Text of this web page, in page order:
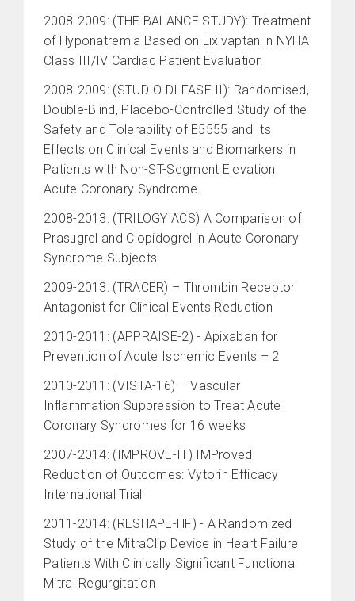
2008-2009: (THE BALANCE STUDY): Treatment
of Hyponatremia Based on Lixivaptan in NYHA
Class III/IV Cardiac Patient Evaluation
2008-2009: (STUDIO DI FASE II): Randomised,
Double-Blind, Placebo-Controlled Study of the
Safety and Tolerability of E5555 and Its
Effects on Clinical Events and Biomarkers in
Patients with Non-ST-Segment Elevation
Acute Coronary Syndrome.
2008-2013: (TRILOGY ACS) A Comparison of
Prasugrel and Clopidogrel in Acute Coronary
Syndrome Subjects
2009-2013: (TRACER) – Thrombin Receptor
Antagonist for Clinical Events Reduction
2010-2011: (APPRAISE-2) - Apixaban for
Prevention of Acute Ischemic Events – 2
2010-2011: (VISTA-16) – Vascular
Inflammation Suppression to Treat Acute
Coronary Syndromes for 16 weeks
2007-2014: (IMPROVE-IT) IMProved
Reduction of Outcomes: Vytorin Efficacy
International Trial
2011-2014: (RESHAPE-HF) - A Randomized
Study of the MitraClip Device in Heart Failure
Patients With Clinically Significant Functional
Mitral Regurgitation